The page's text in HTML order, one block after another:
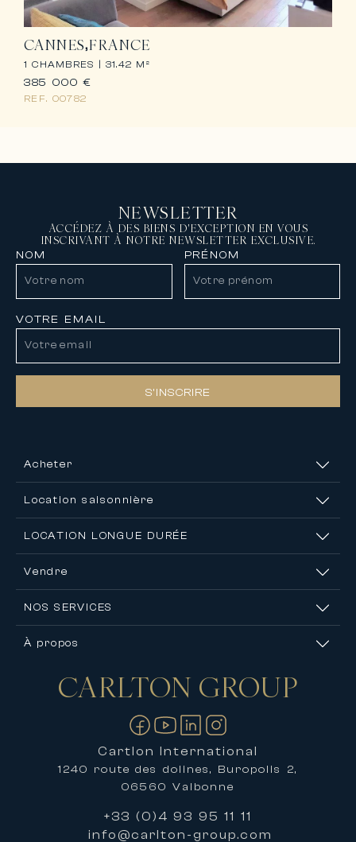
CANNES FRANCE
1 CHAMBRES | 31.42 M²
REF. 00782
385 000 €
NEWSLETTER
ACCÉDEZ À DES BIENS D'EXCEPTION EN VOUS
INSCRIVANT À NOTRE NEWSLETTER EXCLUSIVE.
NOM PRÉNOM
VOTRE EMAIL
S’INSCRIRE
Acheter
Location saisonnière
LOCATION LONGUE DURÉE
Vendre
NOS SERVICES
À propos
Nous contacter
CARLTON GROUP
Cartlon International
1240 route des dolines, Buropolis 2,
06560 Valbonne
+33 (0)4 93 95 11 11
info@carlton-group.com